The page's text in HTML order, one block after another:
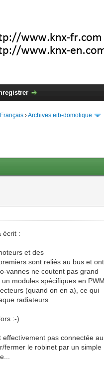
Français ›Archives eib-domotique
écrit :
et des
sont reliés au bus et ont
vannes ne coutent pas grand
modules spécifiques en PWM.
(quand on en a), ce qui
radiateurs
:-)
pas connectée au
fermer le robinet par un simple